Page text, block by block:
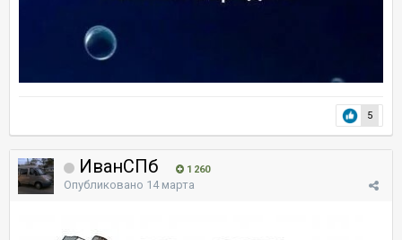
5
ИванСПб 1 260
Опубликовано 14 марта